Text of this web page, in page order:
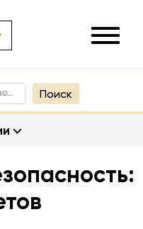
Поиск